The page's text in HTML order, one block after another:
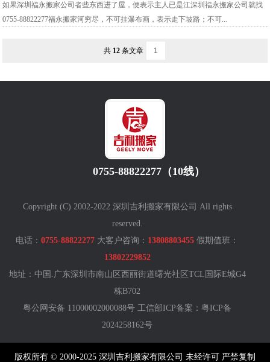
如果深圳福永搬家公司者些东西进了屋，便表示主人已是江深圳福永搬家公司就找
0755-88822277福永搬家河穷尽，不可挂瀑布画，表示走下坡路；不可...
共 12 条文章 1
0755-88822277（10线）
Copyright (C) 2002-2022 深圳吉利搬家有限公司 All rights
reserved.
电话：0755-88822277 大客户咨询： 13808803455 假期值班：
13802229852
地址：中国.广东深圳市南山区西丽街道曙光社区TCL国际E城G4
栋B702
粤公网安备 11000002000088号 工信部ICP备案：粤ICP备
2024258162号
版权所有 © 2000-2025 深圳吉利搬家有限公司 未经许可 严禁复制